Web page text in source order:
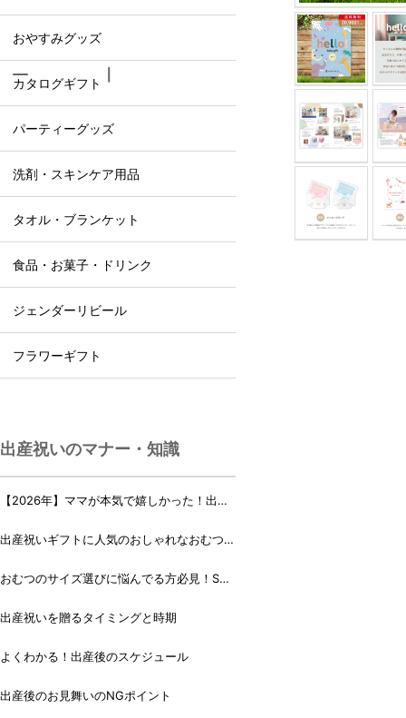
おやすみグッズ
カタログギフト
パーティーグッズ
洗剤・スキンケア用品
タオル・ブランケット
食品・お菓子・ドリンク
ジェンダーリビール
フラワーギフト
出産祝いのマナー・知識
【2026年】ママが本気で嬉しかった！出産
出産祝いギフトに人気のおしゃれなおむつケ
おむつのサイズ選びに悩んでる方必見！Sサ
出産祝いを贈るタイミングと時期
よくわかる！出産後のスケジュール
出産後のお見舞いのNGポイント